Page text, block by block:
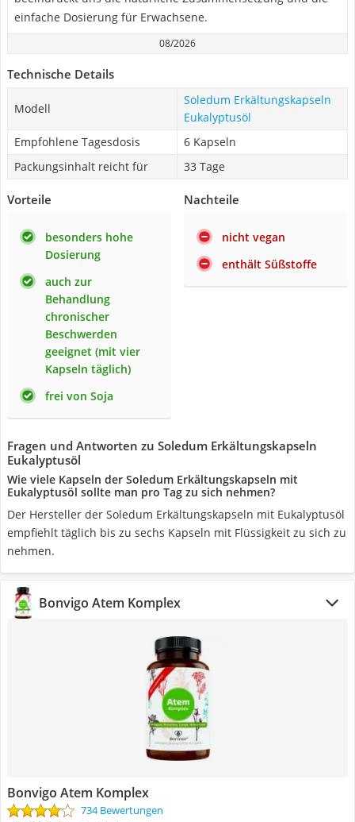
einfache Dosierung für Erwachsene.
08/2026
Technische Details
Modell
Soledum Erkältungskapseln
Eukalyptusöl
Empfohlene Tagesdosis
6 Kapseln
Packungsinhalt reicht für
33 Tage
Vorteile
besonders hohe
Dosierung
auch zur
Behandlung
chronischer
Beschwerden
geeignet (mit vier
Kapseln täglich)
frei von Soja
Nachteile
nicht vegan
enthält Süßstoffe
Fragen und Antworten zu Soledum Erkältungskapseln
Eukalyptusöl
Wie viele Kapseln der Soledum Erkältungskapseln mit
Eukalyptusöl sollte man pro Tag zu sich nehmen?
Der Hersteller der Soledum Erkältungskapseln mit Eukalyptusöl
empfiehlt täglich bis zu sechs Kapseln mit Flüssigkeit zu sich zu
nehmen.
Bonvigo Atem Komplex
Bonvigo Atem Komplex
734 Bewertungen